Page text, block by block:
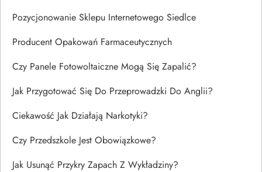
Pozycjonowanie Sklepu Internetowego Siedlce
Producent Opakowań Farmaceutycznych
Czy Panele Fotowoltaiczne Mogą Się Zapalić?
Jak Przygotować Się Do Przeprowadzki Do Anglii?
Ciekawość Jak Działają Narkotyki?
Czy Przedszkole Jest Obowiązkowe?
Jak Usunąć Przykry Zapach Z Wykładziny?